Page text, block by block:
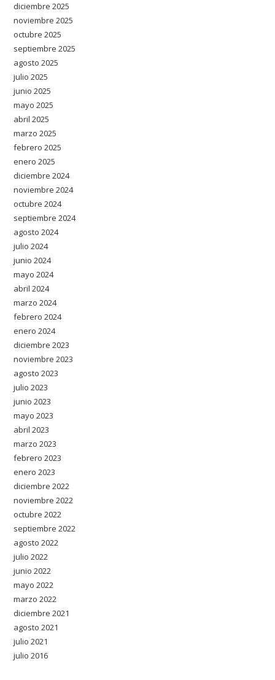
diciembre 2025
noviembre 2025
octubre 2025
septiembre 2025
agosto 2025
julio 2025
junio 2025
mayo 2025
abril 2025
marzo 2025
febrero 2025
enero 2025
diciembre 2024
noviembre 2024
octubre 2024
septiembre 2024
agosto 2024
julio 2024
junio 2024
mayo 2024
abril 2024
marzo 2024
febrero 2024
enero 2024
diciembre 2023
noviembre 2023
agosto 2023
julio 2023
junio 2023
mayo 2023
abril 2023
marzo 2023
febrero 2023
enero 2023
diciembre 2022
noviembre 2022
octubre 2022
septiembre 2022
agosto 2022
julio 2022
junio 2022
mayo 2022
marzo 2022
diciembre 2021
agosto 2021
julio 2021
julio 2016